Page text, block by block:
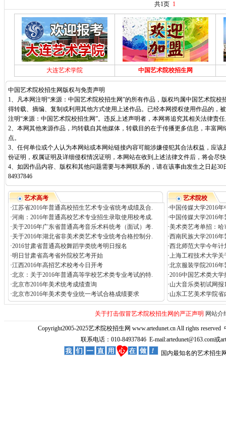
共1页 1
大连艺术学院 中国艺术院校招生网
中国艺术院校招生网版权与免责声明
1、凡本网注明“来源：中国艺术院校招生网”的所有作品，版权均属中国艺术院校
得转载、摘编、复制或利用其他方式使用上述作品。已经本网授权使用作品的，
注明“来源：中国艺术院校招生网”。违反上述声明者，本网将追究其相关法律责
2、本网其他来源作品，均转载自其他媒体，转载目的在于传播更多信息，丰富
点。
3、任何单位或个人认为本网站或本网站链接内容可能涉嫌侵犯其合法权益，应
份证明，权属证明及详细侵权情况证明，本网站在收到上述法律文件后，将会尽
4、如因作品内容、版权和其他问题需要与本网联系的，请在该事由发生之日起30
84937846
艺术高考
·江苏省2016年普通高校招生艺术专业省统考成绩及合.
·河南：2016年普通高校艺术专业招生录取使用校考成.
·关于2016年广东省普通高考音乐术科统考（面试）考.
·关于2016年湖北省非美术类艺术专业统考合格控制分.
·2016甘肃省普通高校舞蹈学类统考明日报名
·明日甘肃省高考省外院校艺考开始
·江西2016年高招艺术校考今日开考
·北京：关于2016年普通高等学校艺术类专业考试的特.
·北京市2016年美术统考成绩查询
·北京市2016年美术类专业统一考试合格成绩要求
艺术院校
·中国传媒大学2016
·中国传媒大学2016
·美术类艺考单招：哈
·西南民族大学2016
·西北师范大学今年计
·上海工程技术大学关
·北京服装学院2016
·2016中国艺术类大
·山大音乐类初试网报
·山东工艺美术学院省
关于打击假冒艺术院校招生网的严正声明 网站介
Copyright2005-2025艺术院校招生网 www.artedunet.cn All rights reserved
联系电话：010-84937846 E-mail:artedunet@163.com或
国内最知名的艺术招生